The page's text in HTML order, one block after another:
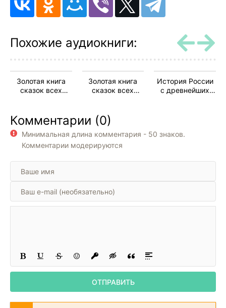
12
16
18
19
21
23
27
29
Похожие аудиокниги:
Золотая книга
сказок всех
Золотая книга
сказок всех
История России
с древнейших
Комментарии (0)
Минимальная длина комментария - 50 знаков.
Комментарии модерируются
ОТПРАВИТЬ